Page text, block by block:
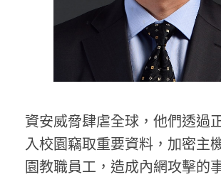
資安威脅肆虐全球，他們透過
入校園竊取重要資料，加密主
園教職員工，造成內網攻擊的